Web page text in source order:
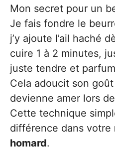
Mon secret pour un
Je fais fondre le
j’y ajoute l’ail haché
cuire 1 à 2 minutes,
juste tendre et
Cela adoucit son
devienne amer lors
Cette technique
différence dans votre
homard.